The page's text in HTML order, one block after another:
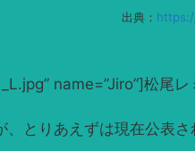
出典：
name=”Jiro”]松尾レ
とりあえずは現在公表